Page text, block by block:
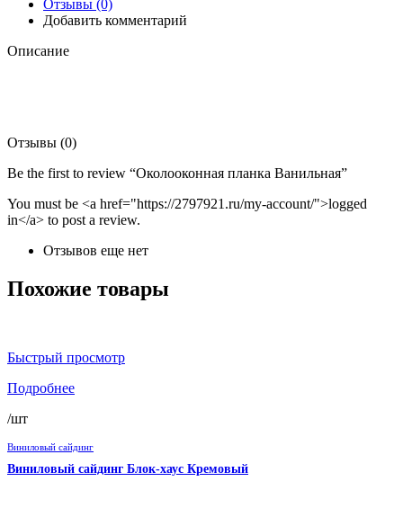
Отзывы (0)
Добавить комментарий
Описание
Отзывы (0)
Be the first to review “Околооконная планка Ванильная”
You must be <a href="https://2797921.ru/my-account/">logged
in</a> to post a review.
Отзывов еще нет
Похожие товары
Быстрый просмотр
Подробнее
/шт
Виниловый сайдинг
Виниловый сайдинг Блок-хаус Кремовый